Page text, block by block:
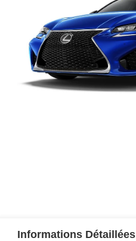
Informations Détaillées